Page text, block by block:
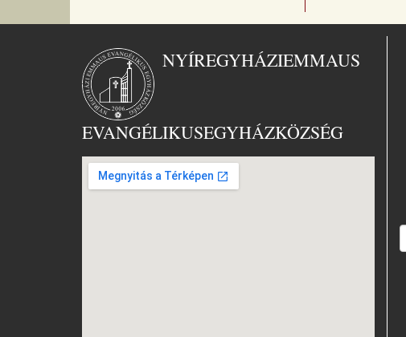
NYÍREGYHÁZIEMMAUS
EVANGÉLIKUSEGYHÁZKÖZSÉG